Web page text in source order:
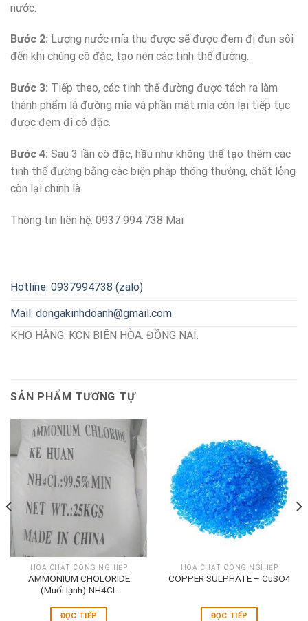
nước.
Bước 2: Lượng nước mía thu được sẽ được đem đi đun sôi
đến khi chúng cô đặc, tạo nên các tinh thể đường.
Bước 3: Tiếp theo, các tinh thể đường được tách ra làm
thành phẩm là đường mía và phần mật mía còn lại tiếp tục
được đem đi cô đặc.
Bước 4: Sau 3 lần cô đặc, hầu như không thể tạo thêm các
tinh thể đường bằng các biện pháp thông thường, chất lỏng
còn lại chính là
Thông tin liên hệ: 0937 994 738 Mai
Hotline: 0937994738 (zalo)
Mail: dongakinhdoanh@gmail.com
KHO HÀNG: KCN BIÊN HÒA. ĐỒNG NAI.
SẢN PHẨM TƯƠNG TỰ
HÓA CHẤT CÔNG NGHIỆP
AMMONIUM CHOLORIDE
(Muối lạnh)-NH4CL
ĐỌC TIẾP
HÓA CHẤT CÔNG NGHIỆP
COPPER SULPHATE – CuSO4
ĐỌC TIẾP